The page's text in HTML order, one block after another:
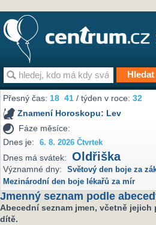
Přesný čas:18 41 / týden v roce:32
Znamení Horoskopu: Lev
Fáze měsíce:
Dnes je:
6. 8. 2026 Čtvrtek
Dnes má svátek: Oldřiška
Významné dny: Světový den boje za
Mezinárodní den boje lékařů za mír
Jmenný seznam podle
Abecední seznam jmen, včetně
dítě.